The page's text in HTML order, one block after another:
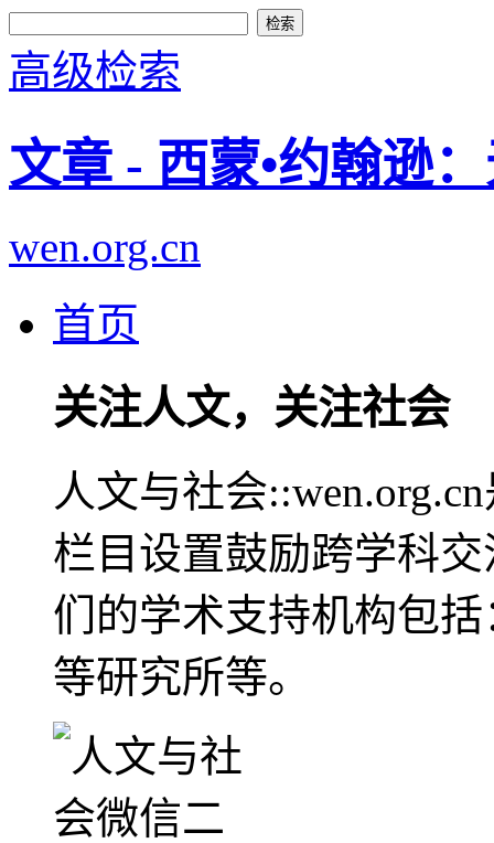
高级检索
文章 - 西蒙•约翰逊
wen.org.cn
首页
关注人文，关注社会
人文与社会
栏目设置鼓励跨学科
们的学术支持机构包
等研究所等。